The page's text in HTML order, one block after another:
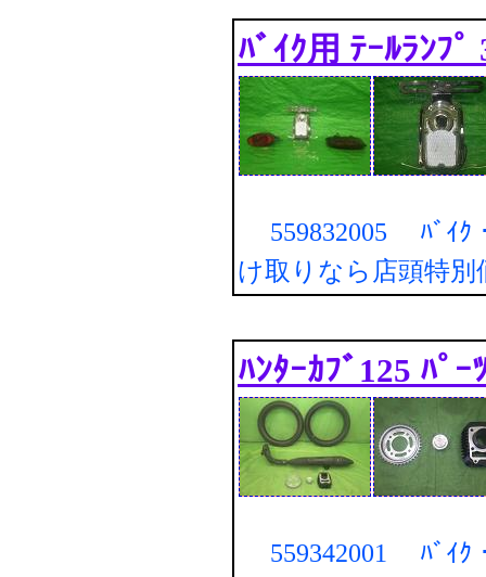
ﾊﾞｲｸ用 ﾃｰﾙﾗﾝﾌﾟ
559832005 ﾊﾞｲｸ
け取りなら店頭特別
ﾊﾝﾀｰｶﾌﾞ125 ﾊﾟｰ
559342001 ﾊﾞｲｸ